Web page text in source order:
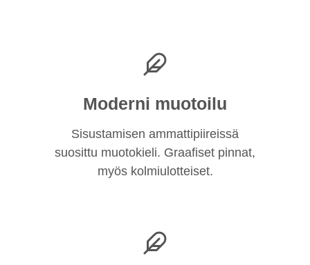
Moderni muotoilu
Sisustamisen ammattipiireissä
suosittu muotokieli. Graafiset pinnat,
myös kolmiulotteiset.